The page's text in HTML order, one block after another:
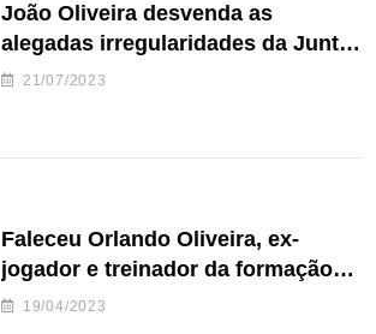
João Oliveira desvenda as
alegadas irregularidades da Junta
de Freguesia S. João de Ver
21/07/2023
Faleceu Orlando Oliveira, ex-
jogador e treinador da formação
de andebol do Feirense
19/04/2023